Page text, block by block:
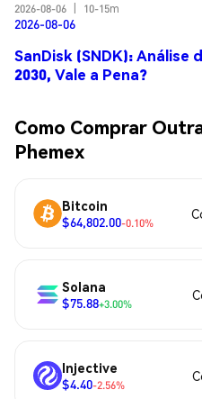
2026-08-06
10-15m
2026-08-06
SanDisk (SNDK): Análise
2030, Vale a Pena?
Como Comprar
Phemex
Bitcoin
$64,802.00-0.10%
Solana
$75.88+3.00%
Injective
$4.40-2.56%